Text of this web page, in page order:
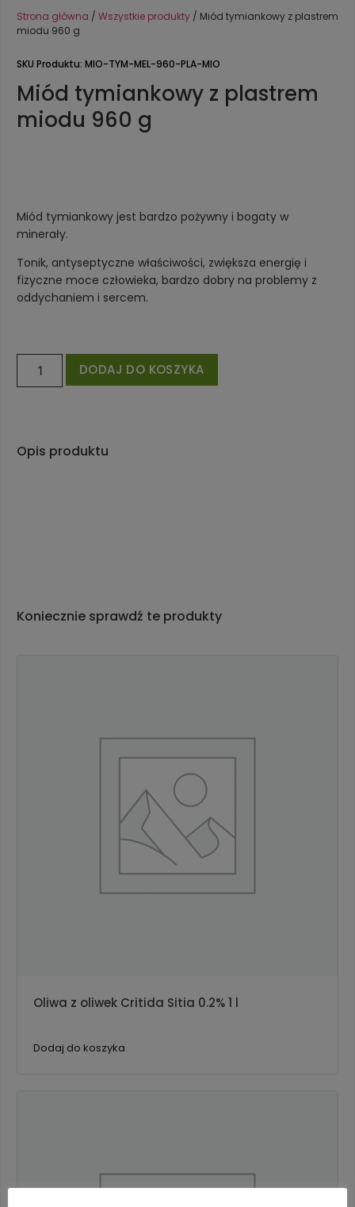
Strona główna / Wszystkie produkty / Miód tymiankowy z plastrem
miodu 960 g
SKU Produktu: MIO-TYM-MEL-960-PLA-MIO
Miód tymiankowy z plastrem
miodu 960 g
Miód tymiankowy jest bardzo pożywny i bogaty w
minerały.
Tonik, antyseptyczne właściwości, zwiększa energię i
fizyczne moce człowieka, bardzo dobry na problemy z
oddychaniem i sercem.
DODAJ DO KOSZYKA
Opis produktu
Koniecznie sprawdź te produkty
Oliwa z oliwek Critida Sitia 0.2% 1 l
Dodaj do koszyka